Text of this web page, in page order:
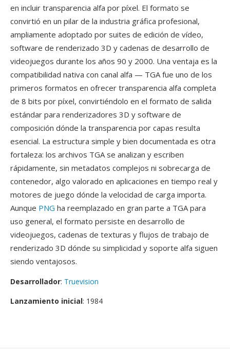
en incluir transparencia alfa por píxel. El formato se
convirtió en un pilar de la industria gráfica profesional,
ampliamente adoptado por suites de edición de vídeo,
software de renderizado 3D y cadenas de desarrollo de
videojuegos durante los años 90 y 2000. Una ventaja es la
compatibilidad nativa con canal alfa — TGA fue uno de los
primeros formatos en ofrecer transparencia alfa completa
de 8 bits por píxel, convirtiéndolo en el formato de salida
estándar para renderizadores 3D y software de
composición dónde la transparencia por capas resulta
esencial. La estructura simple y bien documentada es otra
fortaleza: los archivos TGA se analizan y escriben
rápidamente, sin metadatos complejos ni sobrecarga de
contenedor, algo valorado en aplicaciones en tiempo real y
motores de juego dónde la velocidad de carga importa.
Aunque PNG ha reemplazado en gran parte a TGA para
uso general, el formato persiste en desarrollo de
videojuegos, cadenas de texturas y flujos de trabajo de
renderizado 3D dónde su simplicidad y soporte alfa siguen
siendo ventajosos.
Desarrollador: Truevision
Lanzamiento inicial: 1984